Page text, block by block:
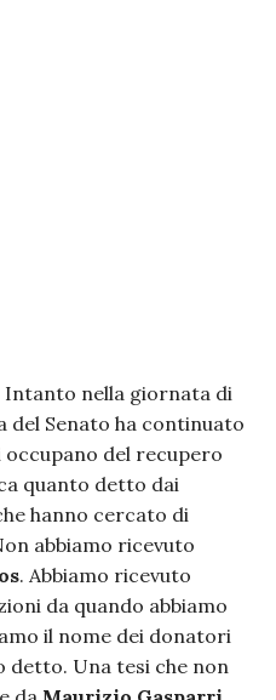
Intanto nella giornata di
del Senato ha continuato
occupano del recupero
quanto detto dai
hanno cercato di
abbiamo ricevuto
. Abbiamo ricevuto
da quando abbiamo
il nome dei donatori
detto. Una tesi che non